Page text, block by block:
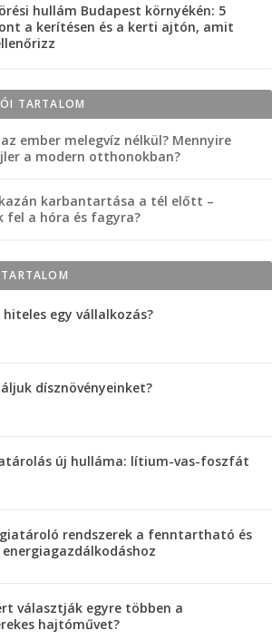
hullám Budapest környékén: 5
a kerítésen és a kerti ajtón, amit
TARTALOM
ember melegvíz nélkül? Mennyire
a modern otthonokban?
karbantartása a tél előtt –
fel a hóra és fagyra?
egy vállalkozás?
dísznövényeinket?
új hulláma: lítium-vas-foszfát
rendszerek a fenntartható és
választják egyre többen a
hajtóművet?